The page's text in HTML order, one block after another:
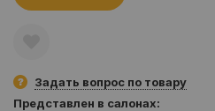
Задать вопрос по товару
Представлен в салонах: